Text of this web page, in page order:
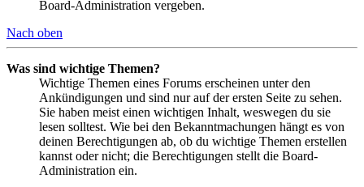
Board-Administration vergeben.
Nach oben
Was sind wichtige Themen?
Wichtige Themen eines Forums erscheinen unter den
Ankündigungen und sind nur auf der ersten Seite zu sehen.
Sie haben meist einen wichtigen Inhalt, weswegen du sie
lesen solltest. Wie bei den Bekanntmachungen hängt es von
deinen Berechtigungen ab, ob du wichtige Themen erstellen
kannst oder nicht; die Berechtigungen stellt die Board-
Administration ein.